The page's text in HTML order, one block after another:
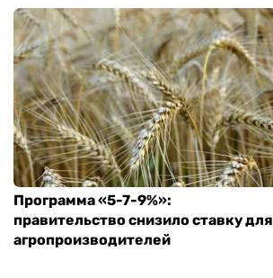
Программа «5-7-9%»:
правительство снизило ставку для
агропроизводителей